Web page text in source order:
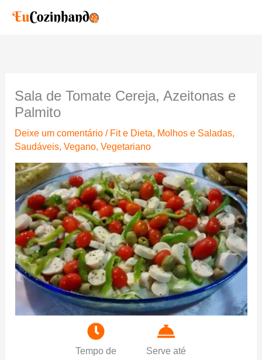
para
Sala de Tomate Cereja, Azeitonas e
Palmito
Deixe um comentário / Fit e Dieta Molhos e Saladas
Saudáveis ,Vegano ,Vegetariano
Tempo de
Serve até